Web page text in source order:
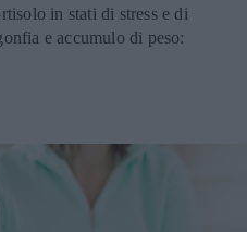
in stati di stress e di
e accumulo di peso: